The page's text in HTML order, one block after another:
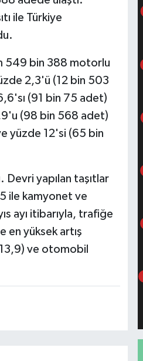
ile Türkiye
549 bin 388 motorlu
2,3'ü (12 bin 503
(91 bin 75 adet)
(98 bin 568 adet)
yüzde 12'si (65 bin
Devri yapılan taşıtlar
ile kamyonet ve
ayı itibarıyla, trafiğe
en yüksek artış
ve otomobil